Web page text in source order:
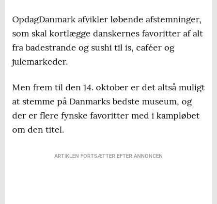
OpdagDanmark afvikler løbende afstemninger,
som skal kortlægge danskernes favoritter af alt
fra badestrande og sushi til is, caféer og
julemarkeder.
Men frem til den 14. oktober er det altså muligt
at stemme på Danmarks bedste museum, og
der er flere fynske favoritter med i kampløbet
om den titel.
ARTIKLEN FORTSÆTTER EFTER ANNONCEN